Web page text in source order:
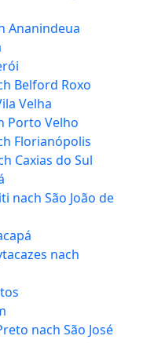
Ananindeua
Belford Roxo
Velha
Porto Velho
Florianópolis
Caxias do Sul
nach São João de
nach
nach São José